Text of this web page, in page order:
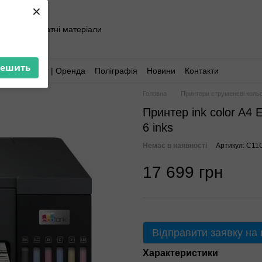
×
та витратні матеріали
Аутсорсинг | Оренда Поліграфія Новини Контакти
Головна Принтери струменеві
Принтер ink color A4
6 inks
Немає в наявності Артикул:
17 699 грн
Відправити заявку
Характеристики